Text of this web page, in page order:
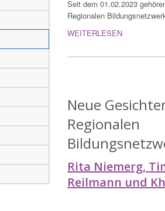
Seit dem 01.02.2023
Regionalen
WEITERLESEN
Neue
Regionalen
Rita Niemerg,
Reilmann und